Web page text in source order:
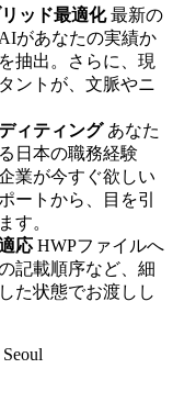
ッド最適化最新の
があなたの実績か
抽出。さらに、現
ントが、文脈やニ
ィティングあなた
日本の職務経験
業が今すぐ欲しい
ートから、目を引
す。
応 HWPファイルへ
記載順序など、細
た状態でお渡しし